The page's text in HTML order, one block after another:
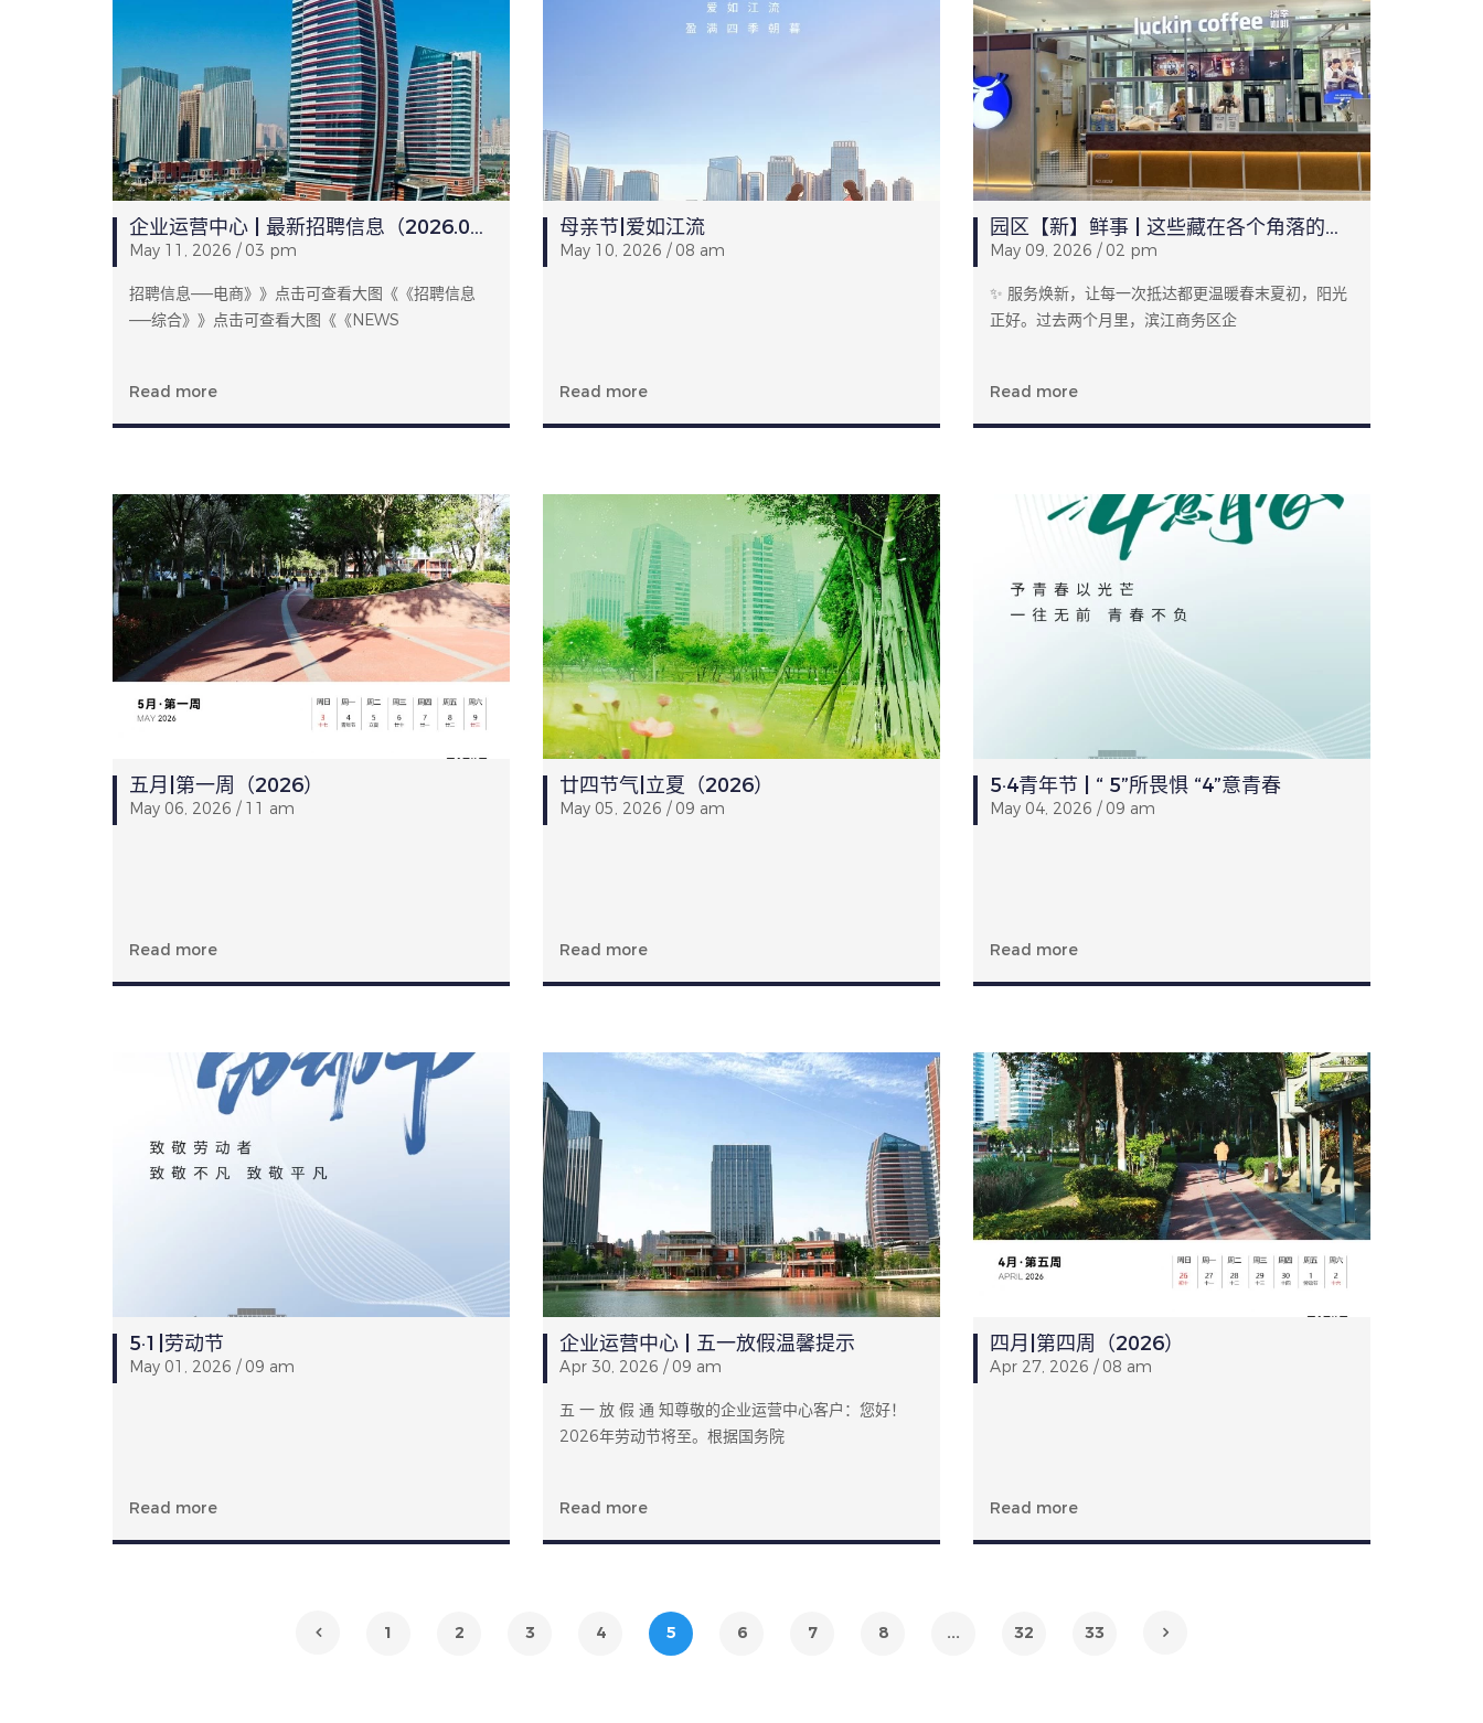
企业运营中心 | 最新招聘信息（2026.05.11）
May 11, 2026 / 03 pm
招聘信息——电商》》点击可查看大图《《招聘信息
——综合》》点击可查看大图《《NEWS
Read more
母亲节|爱如江流
May 10, 2026 / 08 am
Read more
园区【新】鲜事 | 这些藏在各个角落的改变，您发现了吗？
May 09, 2026 / 02 pm
✨ 服务焕新，让每一次抵达都更温暖春末夏初，阳光
正好。过去两个月里，滨江商务区企
Read more
五月|第一周（2026）
May 06, 2026 / 11 am
Read more
廿四节气|立夏（2026）
May 05, 2026 / 09 am
Read more
5·4青年节 | “ 5”所畏惧 “4”意青春
May 04, 2026 / 09 am
Read more
5·1|劳动节
May 01, 2026 / 09 am
Read more
企业运营中心 | 五一放假温馨提示
Apr 30, 2026 / 09 am
五 一 放 假 通 知尊敬的企业运营中心客户：您好！
2026年劳动节将至。根据国务院
Read more
四月|第四周（2026）
Apr 27, 2026 / 08 am
Read more
1 2 3 4 5 6 7 8 ... 32 33